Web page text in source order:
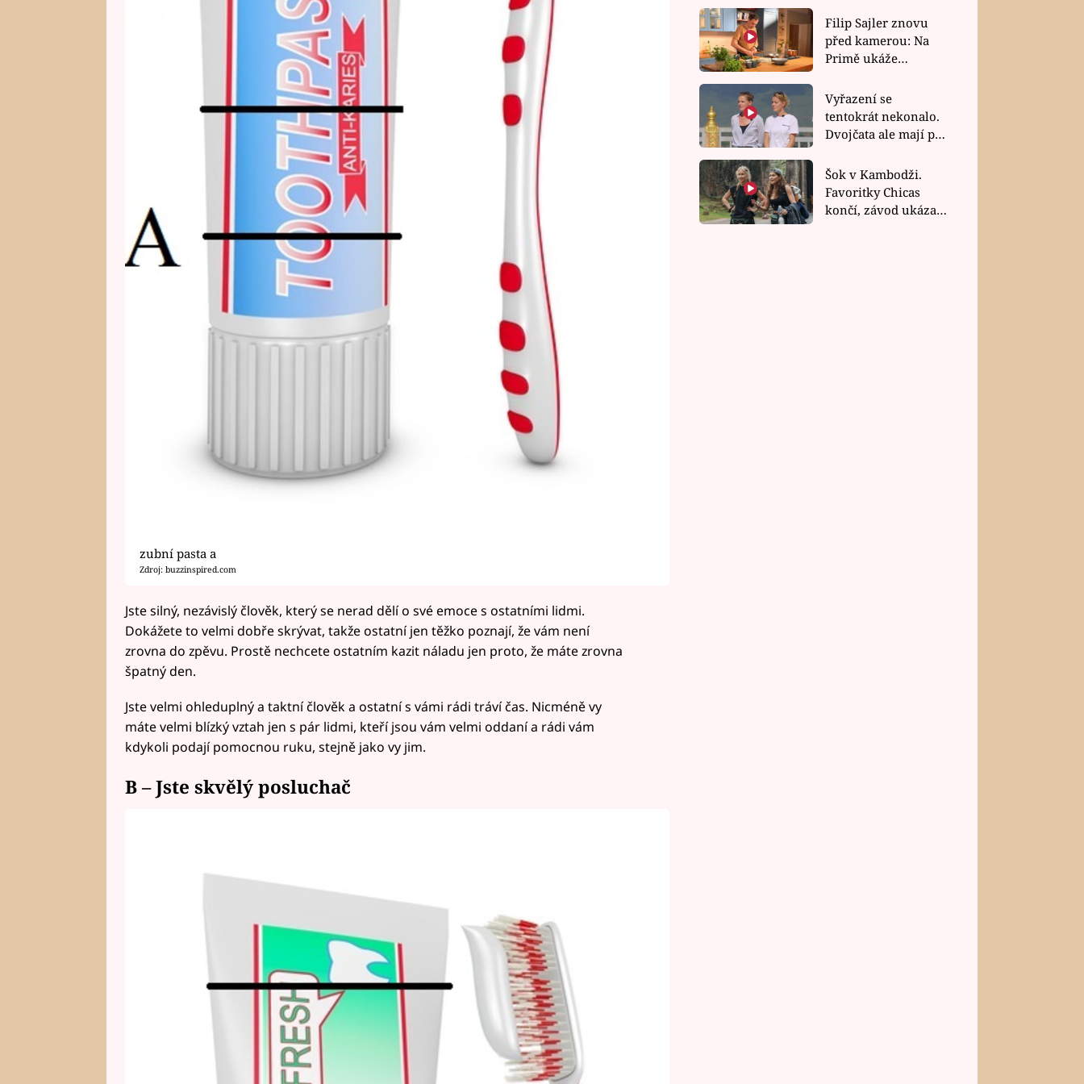
zubní pasta a
Zdroj: buzzinspired.com
Jste silný, nezávislý člověk, který se nerad dělí o své emoce s ostatními lidmi.
Dokážete to velmi dobře skrývat, takže ostatní jen těžko poznají, že vám není
zrovna do zpěvu. Prostě nechcete ostatním kazit náladu jen proto, že máte zrovna
špatný den.
Jste velmi ohleduplný a taktní člověk a ostatní s vámi rádi tráví čas. Nicméně vy
máte velmi blízký vztah jen s pár lidmi, kteří jsou vám velmi oddaní a rádi vám
kdykoli podají pomocnou ruku, stejně jako vy jim.
B – Jste skvělý posluchač
Filip Sajler znovu
před kamerou: Na
Primě ukáže
rychlé recepty
Vyřazení se
tentokrát nekonalo.
Dvojčata ale mají po
závodu nůž na krku
Šok v Kambodži.
Favoritky Chicas
končí, závod ukázal